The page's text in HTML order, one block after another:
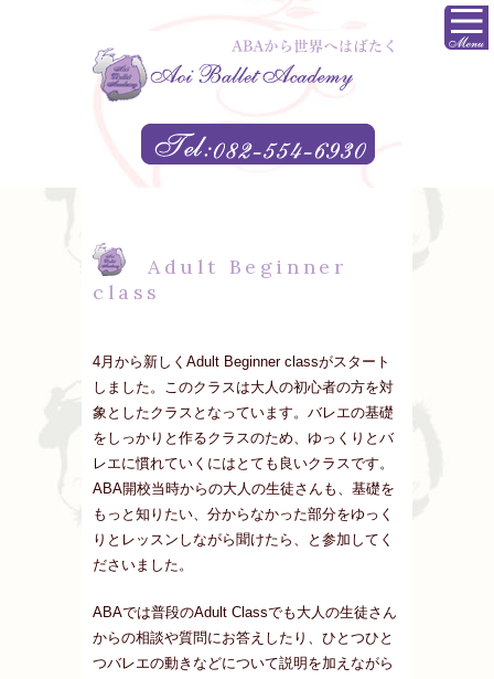
Adult Beginner
class
4月から新しくAdult Beginner classがスタート
しました。このクラスは大人の初心者の方を対
象としたクラスとなっています。バレエの基礎
をしっかりと作るクラスのため、ゆっくりとバ
レエに慣れていくにはとても良いクラスです。
ABA開校当時からの大人の生徒さんも、基礎を
もっと知りたい、分からなかった部分をゆっく
りとレッスンしながら聞けたら、と参加してく
ださいました。
ABAでは普段のAdult Classでも大人の生徒さん
からの相談や質問にお答えしたり、ひとつひと
つバレエの動きなどについて説明を加えながら